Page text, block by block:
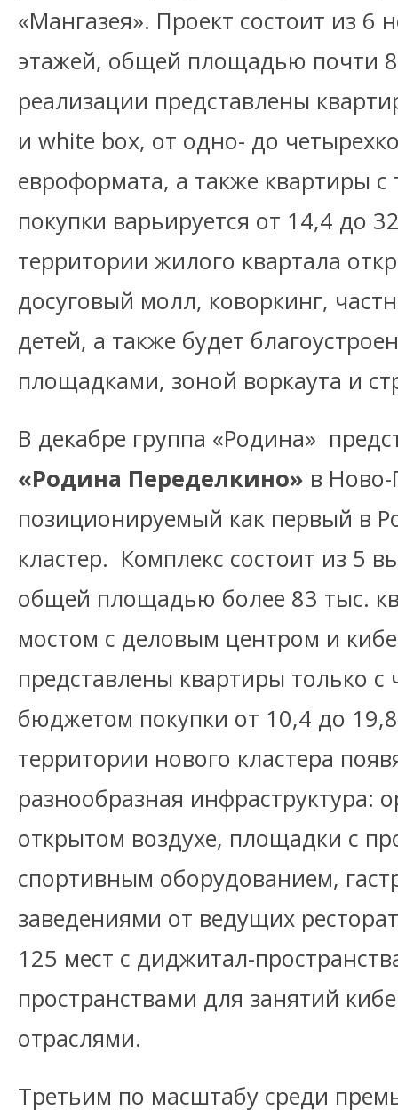
«Мангазея». Проект состоит из 6
этажей, общей площадью почти
реализации представлены
и white box, от одно- до
евроформата, а также квартиры
покупки варьируется от 14,4 до
территории жилого квартала
досуговый молл, коворкинг,
детей, а также будет
площадками, зоной воркаута и
В декабре группа «Родина»
«Родина Переделкино» в
позиционируемый как первый в
кластер. Комплекс состоит из 5
общей площадью более 83 тыс.
мостом с деловым центром и
представлены квартиры только с
бюджетом покупки от 10,4 до
территории нового кластера
разнообразная инфраструктура:
открытом воздухе, площадки с
спортивным оборудованием,
заведениями от ведущих
125 мест с диджитал-
пространствами для занятий
отраслями.
Третьим по масштабу среди